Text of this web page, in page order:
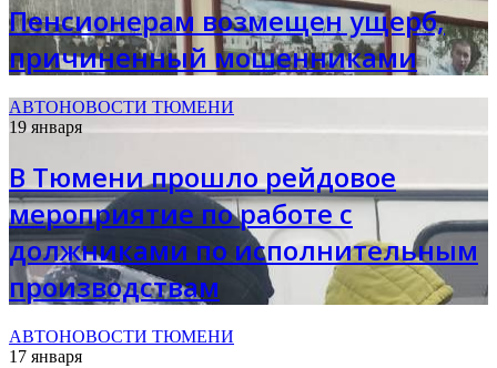
Пенсионерам возмещен ущерб,
причиненный мошенниками
АВТОНОВОСТИ ТЮМЕНИ
19 января
В Тюмени прошло рейдовое
мероприятие по работе с
должниками по исполнительным
производствам
АВТОНОВОСТИ ТЮМЕНИ
17 января